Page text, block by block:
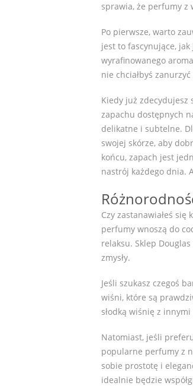
sprawia, że perfumy z
Po pierwsze, warto
jest to fascynujące,
wyrafinowanego
nie chciałbyś
Kiedy już
zapachu dostępnych
delikatne i subtelne.
swojej skórze, aby
końcu, zapach jest
nastrój każdego dnia.
Czy zastanawiałeś
perfumy wnoszą do
relaksu. Sklep
zmysły.
Jeśli szukasz czegoś
wiśni, które są
słodką wiśnię z
Natomiast, jeśli
popularne perfumy z
sobie prostotę i
idealnie będzie